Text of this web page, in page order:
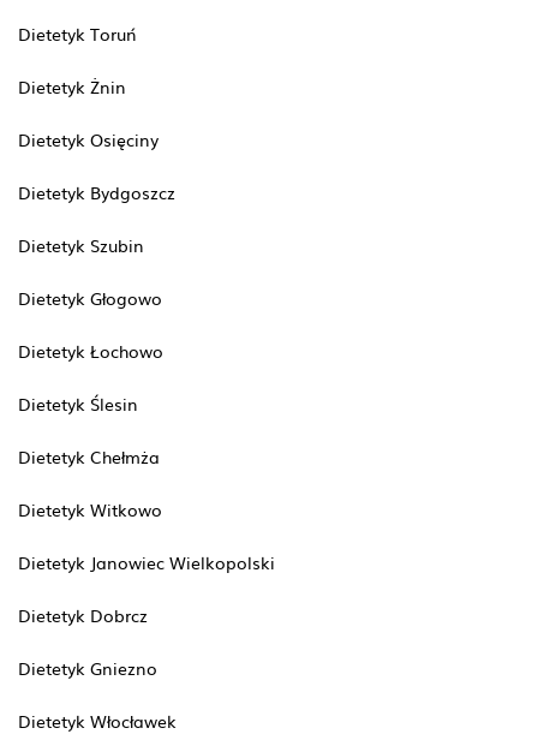
Dietetyk Toruń
Dietetyk Żnin
Dietetyk Osięciny
Dietetyk Bydgoszcz
Dietetyk Szubin
Dietetyk Głogowo
Dietetyk Łochowo
Dietetyk Ślesin
Dietetyk Chełmża
Dietetyk Witkowo
Dietetyk Janowiec Wielkopolski
Dietetyk Dobrcz
Dietetyk Gniezno
Dietetyk Włocławek